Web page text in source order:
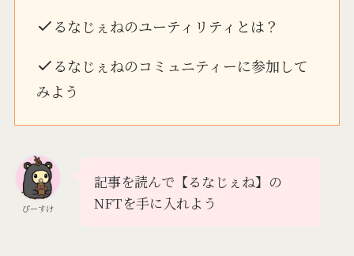
るなじぇねのユーティリティとは？
るなじぇねのコミュニティーに参加して
みよう
ぴーすけ
記事を読んで【るなじぇね】の
NFTを手に入れよう